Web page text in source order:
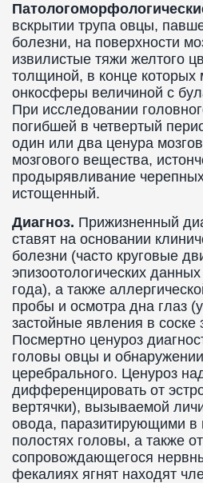
вскрытии трупа овцы,
болезни, на поверхности
извилистые тяжи желтого
толщиной, в конце которых
онкосферы величиной с
При исследовании
погибшей в четвертый
один или два ценура
мозгового вещества,
продырявливание
истощенный.
Диагноз. Прижизненный
ставят на основании
болезни (часто круговые
эпизоотологических
года), а также
пробы и осмотра дна глаз
застойные явления в соске
Посмертно ценуроз
головы овцы и
церебрального. Ценуроз
дифференцировать от
вертячки), вызываемой
овода, паразитирующими в
полостях головы, а также от
сопровождающегося
фекалиях ягнят находят